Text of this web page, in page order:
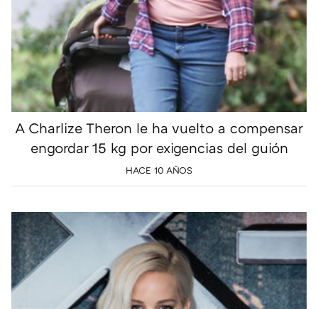
A Charlize Theron le ha vuelto a compensar
engordar 15 kg por exigencias del guión
HACE 10 AÑOS